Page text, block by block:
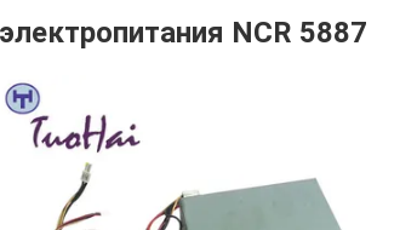
электропитания NCR 5887